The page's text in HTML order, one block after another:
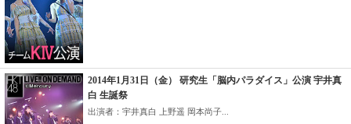
2014年1月31日（金） 研究生「脳内パラダイス」公演 宇井真
白 生誕祭
出演者：宇井真白 上野遥 岡本尚子...